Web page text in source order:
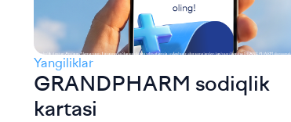
Yangiliklar
GRANDPHARM sodiqlik
kartasi